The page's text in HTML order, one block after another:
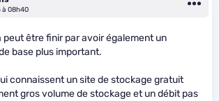
08h40
peut être finir par avoir également un
base plus important.
connaissent un site de stockage gratuit
gros volume de stockage et un débit pas